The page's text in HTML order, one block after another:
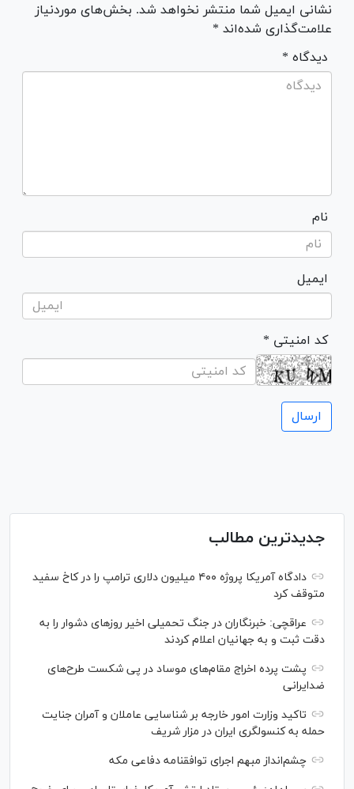
نشانی ایمیل شما منتشر نخواهد شد. بخش‌های موردنیاز
علامت‌گذاری شده‌اند *
* دیدگاه
نام
ایمیل
* کد امنیتی
جدیدترین مطالب
دادگاه آمریکا پروژه ۴۰۰ میلیون دلاری ترامپ را در کاخ سفید
متوقف کرد
عراقچی: خبرنگاران در جنگ تحمیلی اخیر روز‌های دشوار را به
دقت ثبت و به جهانیان اعلام کردند
پشت پرده اخراج مقام‌های موساد در پی شکست طرح‌های
ضدایرانی
تاکید وزارت امور خارجه بر شناسایی عاملان و آمران جنایت
حمله به کنسولگری ایران در مزار شریف
چشم‌انداز مبهم اجرای توافقنامه دفاعی مکه